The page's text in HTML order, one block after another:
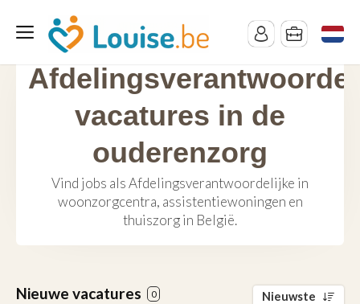
vacatures in de
ouderenzorg
Vind jobs als Afdelingsverantwoordelijke in
woonzorgcentra, assistentiewoningen en
thuiszorg in België.
Nieuwe vacatures 0 Nieuwste